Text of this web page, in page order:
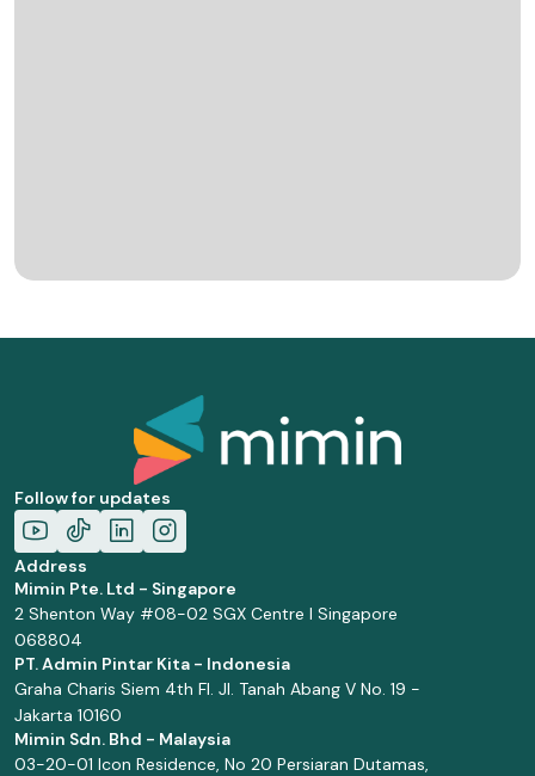
Follow for updates
Address
Mimin Pte. Ltd - Singapore
2 Shenton Way #08-02 SGX Centre I Singapore
068804
PT. Admin Pintar Kita - Indonesia
Graha Charis Siem 4th Fl. Jl. Tanah Abang V No. 19 -
Jakarta 10160
Mimin Sdn. Bhd - Malaysia
03-20-01 Icon Residence, No 20 Persiaran Dutamas,